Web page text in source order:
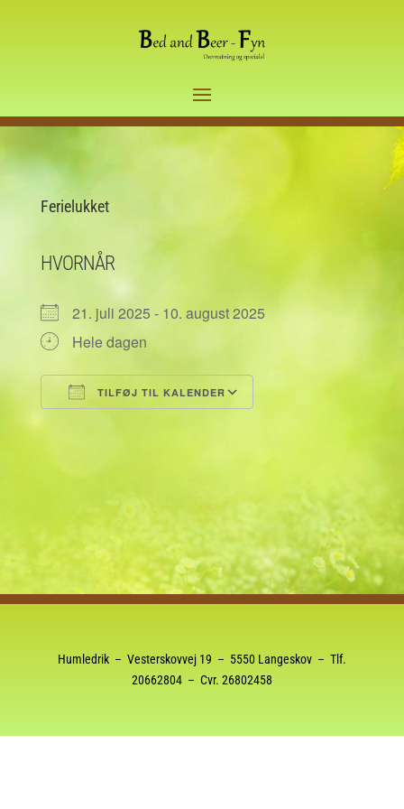
Ferielukket
HVORNÅR
21. juli 2025 - 10. august 2025
Hele dagen
TILFØJ TIL KALENDER
Humledrik – Vesterskovvej 19 – 5550 Langeskov – Tlf.
20662804– Cvr. 26802458